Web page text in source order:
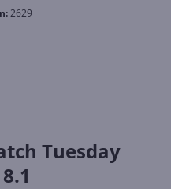
2629
Tuesday